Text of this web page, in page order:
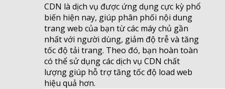
CDN là dịch vụ được ứng dụng cực kỳ phổ
biến hiện nay, giúp phân phối nội dung
trang web của bạn từ các máy chủ gần
nhất với người dùng, giảm độ trễ và tăng
tốc độ tải trang. Theo đó, bạn hoàn toàn
có thể sử dụng các dịch vụ CDN chất
lượng giúp hỗ trợ tăng tốc độ load web
hiệu quả hơn.